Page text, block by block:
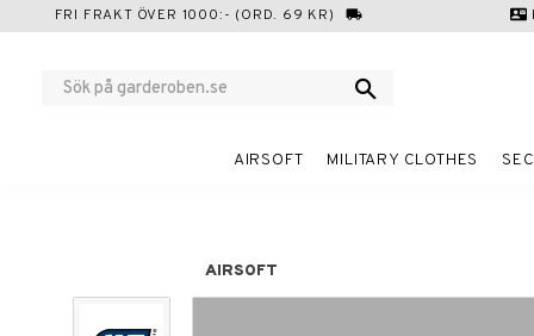
FRI FRAKT ÖVER 1000:- (ORD. 69 KR) local_shipping contact_mail
AIRSOFT MILITARY CLOTHES
AIRSOFT